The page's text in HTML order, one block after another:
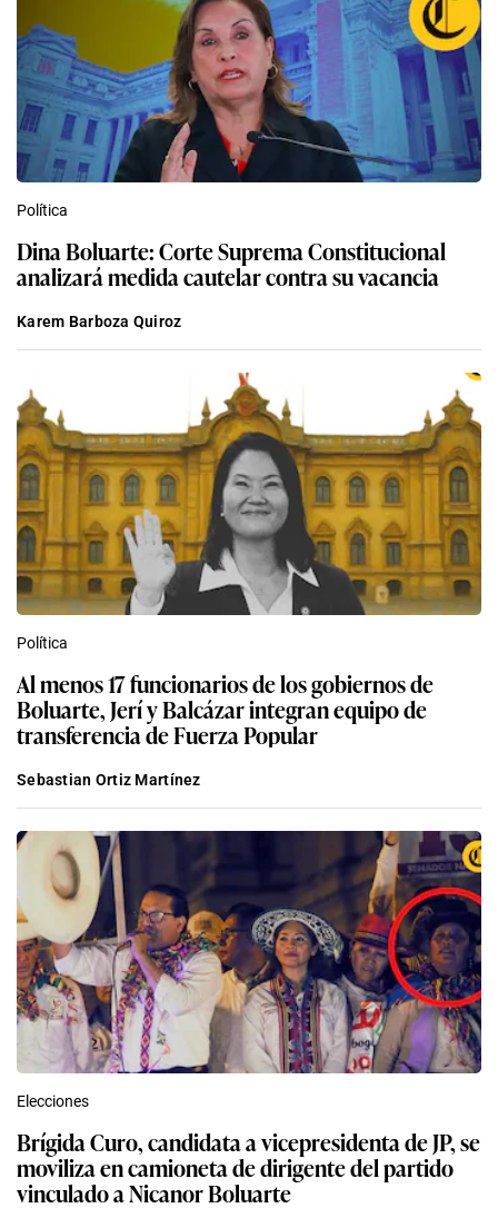
Política
Dina Boluarte: Corte Suprema Constitucional
analizará medida cautelar contra su vacancia
Karem Barboza Quiroz
Política
Al menos 17 funcionarios de los gobiernos de
Boluarte, Jerí y Balcázar integran equipo de
transferencia de Fuerza Popular
Sebastian Ortiz Martínez
Elecciones
Brígida Curo, candidata a vicepresidenta de JP, se
moviliza en camioneta de dirigente del partido
vinculado a Nicanor Boluarte